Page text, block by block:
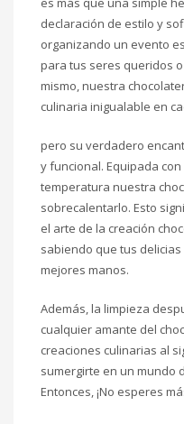
declaración de estilo y
organizando un evento
para tus seres queridos
mismo, nuestra
culinaria inigualable en
pero su verdadero
y funcional. Equipada
temperatura nuestra
sobrecalentarlo. Esto
el arte de la creación
sabiendo que tus
mejores manos.
Además, la limpieza
cualquier amante del
creaciones culinarias al
sumergirte en un mundo
Entonces, ¡No esperes